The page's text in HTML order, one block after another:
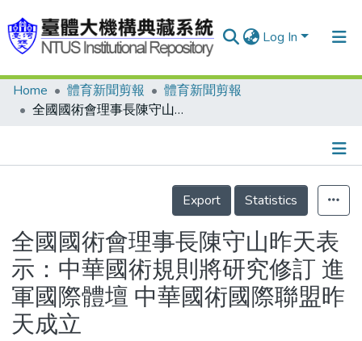
Log In
Communities & Collections
Statistics
Home 體育新聞剪報
體育新聞剪報
全國國術會理事長陳守山昨天表示：中華國術規則將研究修訂 進軍國際體壇 中華國術國際聯盟昨天成立
Details
Export
Statistics
全國國術會理事長陳守山昨天表
示：中華國術規則將研究修訂 進
軍國際體壇 中華國術國際聯盟昨
天成立